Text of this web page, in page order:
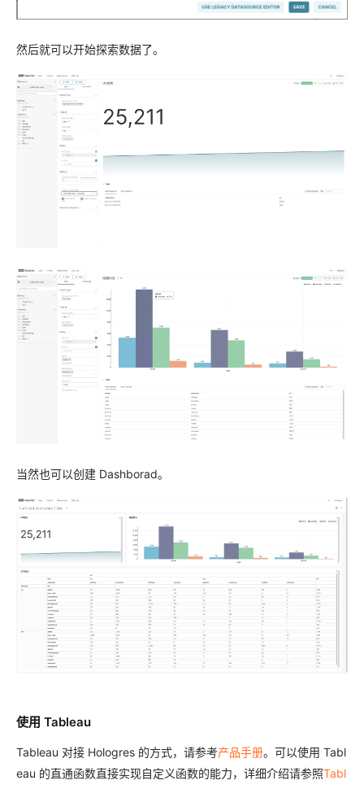
然后就可以开始探索数据了。
当然也可以创建 Dashborad。
使用 Tableau
Tableau 对接 Hologres 的方式，请参考产品手册。可以使用 Tabl
eau 的直通函数直接实现自定义函数的能力，详细介绍请参照Tabl